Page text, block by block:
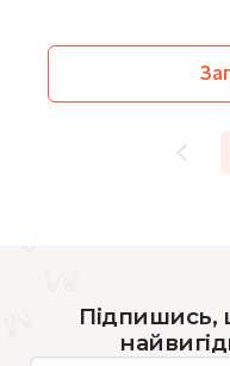
Підпишись,